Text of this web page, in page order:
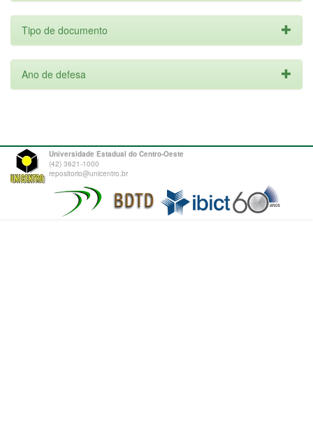
Tipo de documento
Ano de defesa
Universidade Estadual do Centro-Oeste
(42) 3621-1000
repositorio@unicentro.br